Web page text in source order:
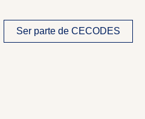
Ser parte de CECODES